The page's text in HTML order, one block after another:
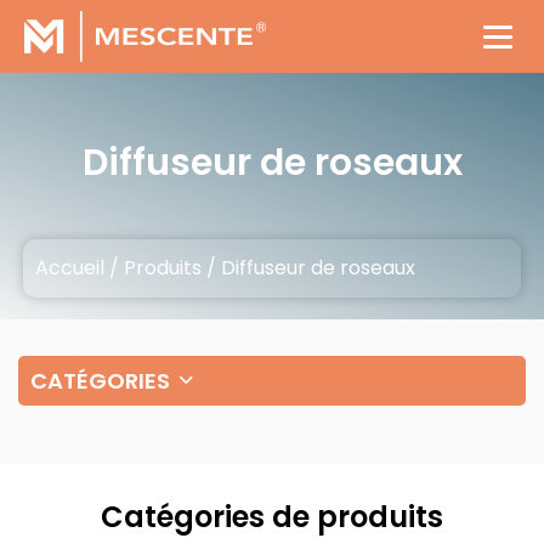
Diffuseur de roseaux
Accueil / Produits / Diffuseur de roseaux
CATÉGORIES
Catégories de produits